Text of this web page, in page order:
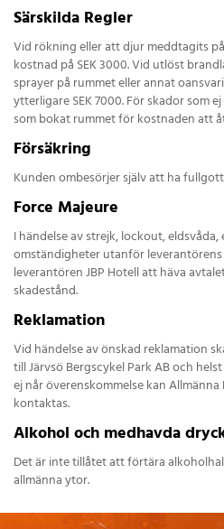
Särskilda Regler
Vid rökning eller att djur meddtagits
kostnad på SEK 3000. Vid utlöst
sprayer på rummet eller annat
ytterligare SEK 7000. För skador som
som bokat rummet för kostnaden att
Försäkring
Kunden ombesörjer själv att ha
Force Majeure
I händelse av strejk, lockout,
omständigheter utanför
leverantören JBP Hotell att häva
skadestånd.
Reklamation
Vid händelse av önskad reklamation
till Järvsö Bergscykel Park AB och
ej når överenskommelse kan
kontaktas.
Alkohol och medhavda
Det är inte tillåtet att förtära
allmänna ytor.